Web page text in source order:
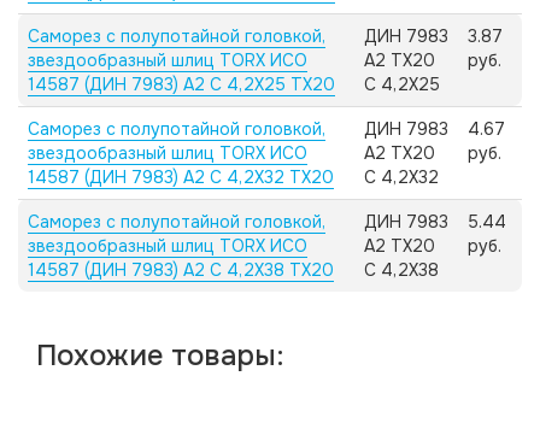
Саморез с полупотайной головкой,
звездообразный шлиц TORX ИСО
14587 (ДИН 7983) А2 C 4,2X25 TX20
ДИН 7983
А2 TX20
C 4,2X25
3.87
руб.
Саморез с полупотайной головкой,
звездообразный шлиц TORX ИСО
14587 (ДИН 7983) А2 C 4,2X32 TX20
ДИН 7983
А2 TX20
C 4,2X32
4.67
руб.
Саморез с полупотайной головкой,
звездообразный шлиц TORX ИСО
14587 (ДИН 7983) А2 C 4,2X38 TX20
ДИН 7983
А2 TX20
C 4,2X38
5.44
руб.
Похожие товары: